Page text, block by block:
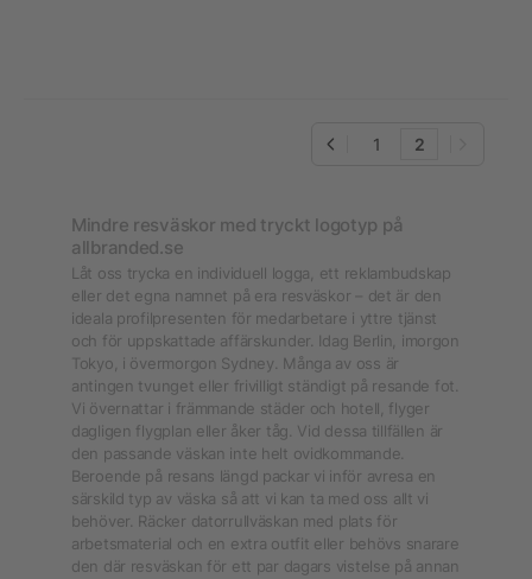
1 2
Mindre resväskor med tryckt logotyp på
allbranded.se
Låt oss trycka en individuell logga, ett reklambudskap
eller det egna namnet på era resväskor – det är den
ideala profilpresenten för medarbetare i yttre tjänst
och för uppskattade affärskunder. Idag Berlin, imorgon
Tokyo, i övermorgon Sydney. Många av oss är
antingen tvunget eller frivilligt ständigt på resande fot.
Vi övernattar i främmande städer och hotell, flyger
dagligen flygplan eller åker tåg. Vid dessa tillfällen är
den passande väskan inte helt ovidkommande.
Beroende på resans längd packar vi inför avresa en
särskild typ av väska så att vi kan ta med oss allt vi
behöver. Räcker datorrullväskan med plats för
arbetsmaterial och en extra outfit eller behövs snarare
den där resväskan för ett par dagars vistelse på annan